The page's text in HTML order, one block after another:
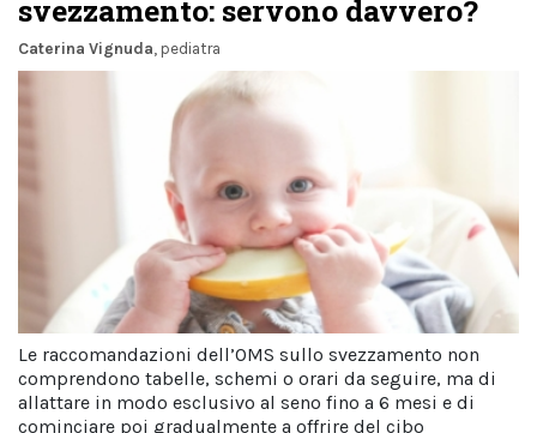
svezzamento: servono davvero?
Caterina Vignuda , pediatra
Le raccomandazioni dell’OMS sullo svezzamento non
comprendono tabelle, schemi o orari da seguire, ma di
allattare in modo esclusivo al seno fino a 6 mesi e di
cominciare poi gradualmente a offrire del cibo